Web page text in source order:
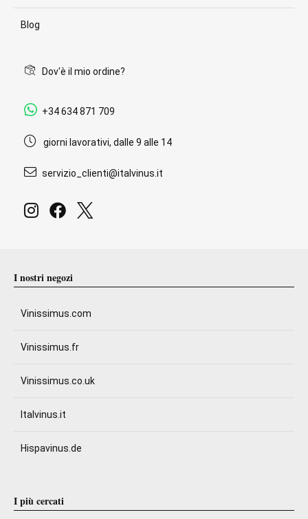
Blog
Dov'è il mio ordine?
+34 634 871 709
giorni lavorativi, dalle 9 alle 14
servizio_clienti@italvinus.it
I nostri negozi
Vinissimus.com
Vinissimus.fr
Vinissimus.co.uk
Italvinus.it
Hispavinus.de
I più cercati